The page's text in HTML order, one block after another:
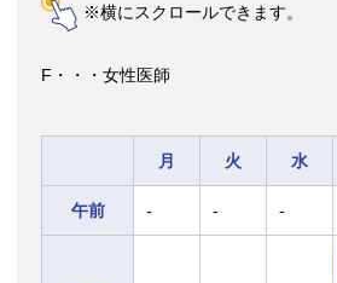
※横にスクロールできます。
F・・・女性医師
月 火 水
午前 - - -